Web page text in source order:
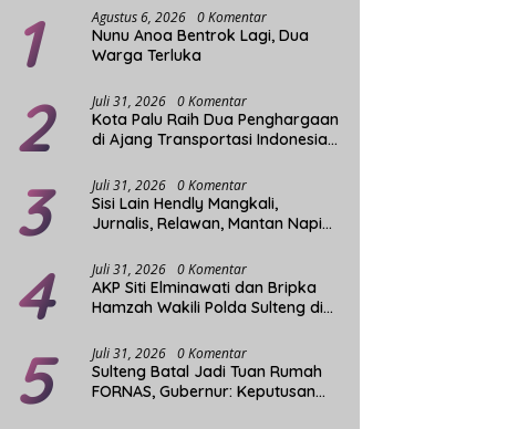
Luncurkan Promo Lunch Buffet,
Tamu Bisa Makan Sepuasnya
Pantai Lere
1 Agustus 6, 2026 0 Komentar
Nunu Anoa Bentrok Lagi, Dua
Warga Terluka
2 Juli 31, 2026 0 Komentar
Kota Palu Raih Dua Penghargaan
di Ajang Transportasi Indonesia
3 Juli 31, 2026 0 Komentar
Sisi Lain Hendly Mangkali,
Jurnalis, Relawan, Mantan Napi
4 Juli 31, 2026 0 Komentar
AKP Siti Elminawati dan Bripka
Hamzah Wakili Polda Sulteng di
5 Juli 31, 2026 0 Komentar
Sulteng Batal Jadi Tuan Rumah
FORNAS, Gubernur: Keputusan